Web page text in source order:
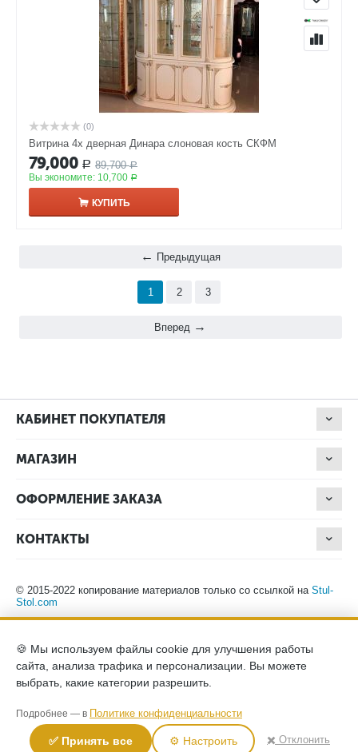
(0)
Витрина 4х дверная Динара слоновая кость СКФМ
79,000 Р 89,700 Р
Вы экономите: 10,700 Р
КУПИТЬ
Предыдущая
1 2 3
Вперед
КАБИНЕТ ПОКУПАТЕЛЯ
МАГАЗИН
ОФОРМЛЕНИЕ ЗАКАЗА
КОНТАКТЫ
© 2015-2022 копирование материалов только со ссылкой на Stul-
Stol.com
Обращаем ваше внимание на то, что данный интернет-сайт носит
исключительно информационный характер и ни при каких
условиях не является публичной офертой, определяемой
положениями Статьи 437 (2) Гражданского кодекса Российской
Федерации. Для получения подробной информации о наличии и
менеджерам компании по телефону.
Политика конфиденциальности хранение и защита персональных
🍪 Мы используем файлы cookie для улучшения работы
сайта, анализа трафика и персонализации. Вы можете
выбрать, какие категории разрешить.
Подробнее — в Политике конфиденциальности
✅ Принять все ⚙️ Настроить ✖️ Отклонить